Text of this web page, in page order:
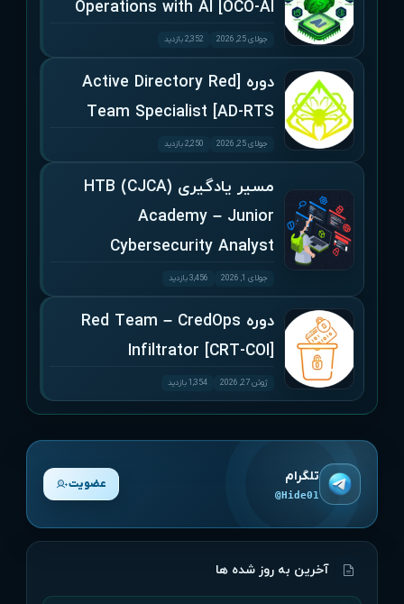
تلگرام
@Hide01
عضویت
آخرین به روز شده ها
Operations with AI [OCO-AI
جولای 25, 2026 2,352 بازدید
دوره [Active Directory Red
Team Specialist [AD-RTS
جولای 25, 2026 2,250 بازدید
مسیر یادگیری (CJCA) HTB
Academy – Junior
Cybersecurity Analyst
جولای 1, 2026 3,456 بازدید
دوره Red Team – CredOps
Infiltrator [CRT-COI]
ژوئن 27, 2026 1,354 بازدید